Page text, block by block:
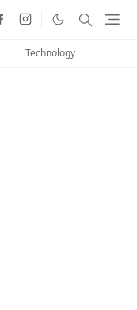
Technology